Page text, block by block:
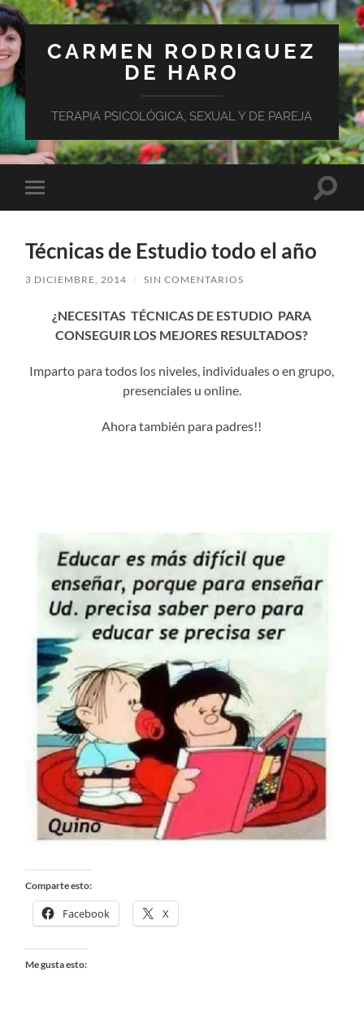
CARMEN RODRIGUEZ
DE HARO
TERAPIA PSICOLÓGICA, SEXUAL Y DE PAREJA
Alternar
el
Técnicas de Estudio todo el año
3 DICIEMBRE, 2014 / SIN COMENTARIOS
¿NECESITAS TÉCNICAS DE ESTUDIO PARA
CONSEGUIR LOS MEJORES RESULTADOS?
Imparto para todos los niveles, individuales o en grupo,
presenciales u online.
Ahora también para padres!!
Comparte esto:
Facebook X
Me gusta esto: